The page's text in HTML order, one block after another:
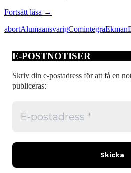
Fortsätt läsa Tungomålstal
inte
→
abortAlumaansvarigComintegraEkman
E-POSTNOTISER
Skriv din e-postadress för att få en
publiceras: